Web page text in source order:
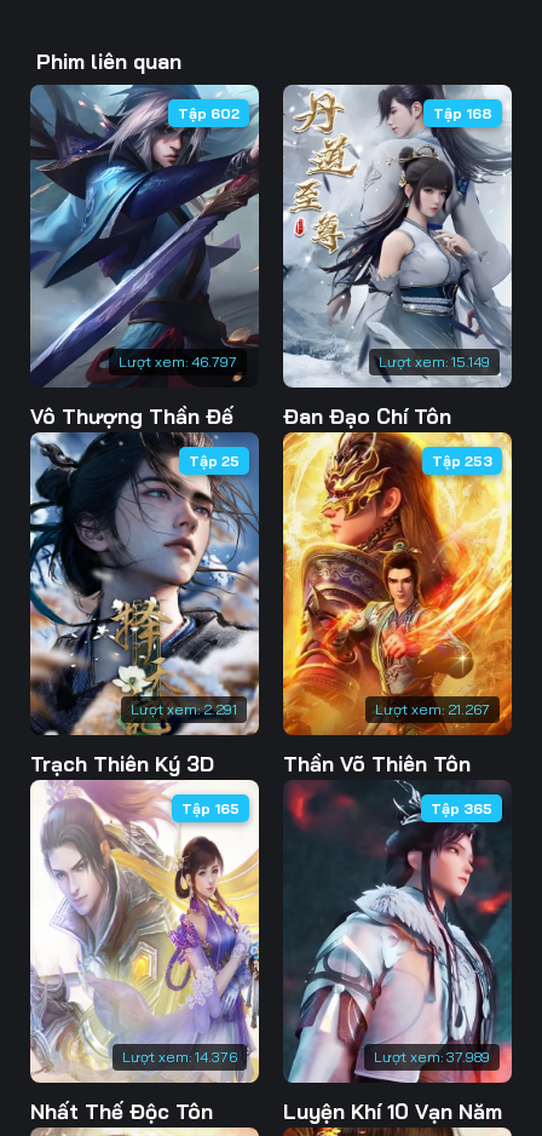
46 47 48
49 50 51
52 53 54
55 57
58 60
61 63
64 66
69
70 71 72
73 74 75
76 77 78
79 80 81
82 83 84
86 87
88 90
91 92 93
94 95 96
97 98 99
100 101 102
103 105
Phim liên quan
Lượt xem: 46.797
Tập 602
Vô Thượng Thần Đế
Lượt xem: 15.149
Tập 168
Đan Đạo Chí Tôn
Lượt xem:2.291
Tập 25
Trạch Thiên Ký 3D
Lượt xem: 21.267
Tập 253
Thần Võ Thiên Tôn
Lượt xem: 14.376
Tập 165
Nhất Thế Độc Tôn
Lượt xem: 37.989
Tập 365
Luyện Khí 10 Vạn Năm